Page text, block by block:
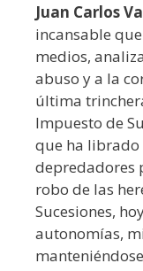
Juan Carlos
incansable
medios,
abuso y a la
última
Impuesto de
que ha
depredadores
robo de las
Sucesiones,
autonomías,